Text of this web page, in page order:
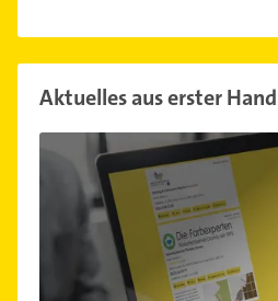
Aktuelles aus erster Hand